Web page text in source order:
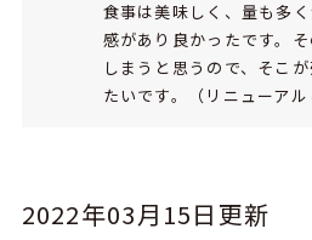
食事は美味しく、量も多
感があり良かったです。
しまうと思うので、そこ
たいです。（リニューア
2022年03月15日更新